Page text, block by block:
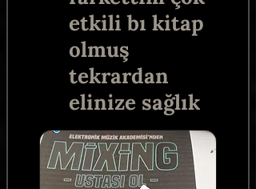
etkili bı kitap
olmuş
tekrardan
elinize sağlık